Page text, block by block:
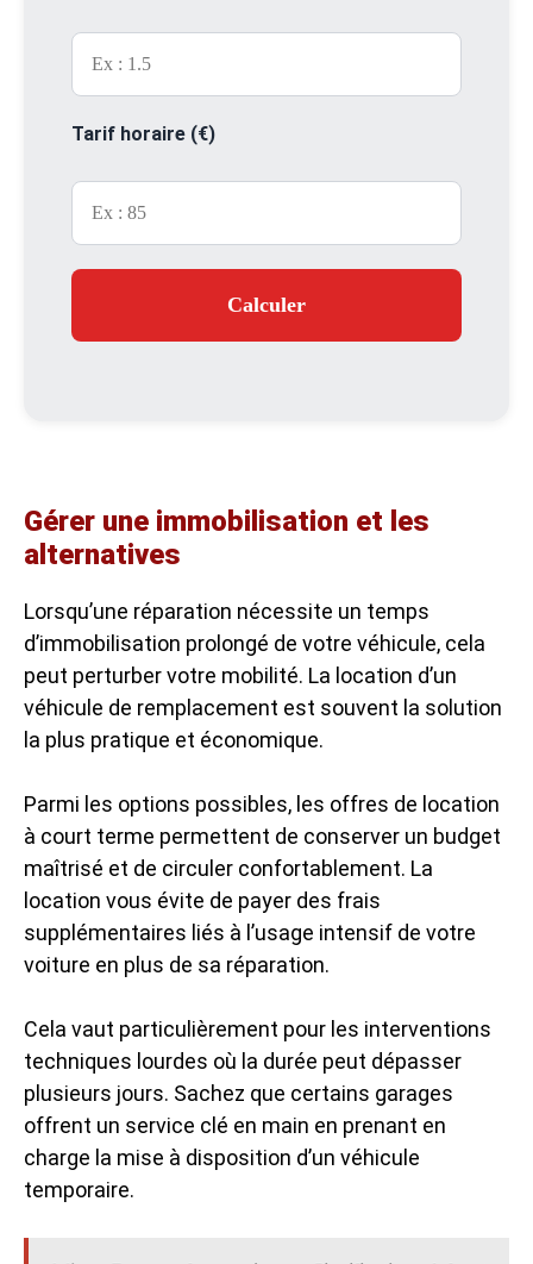
Tarif horaire (€)
Calculer
Gérer une immobilisation et les
alternatives
Lorsqu’une réparation nécessite un temps
d’immobilisation prolongé de votre véhicule, cela
peut perturber votre mobilité. La location d’un
véhicule de remplacement est souvent la solution
la plus pratique et économique.
Parmi les options possibles, les offres de location
à court terme permettent de conserver un budget
maîtrisé et de circuler confortablement. La
location vous évite de payer des frais
supplémentaires liés à l’usage intensif de votre
voiture en plus de sa réparation.
Cela vaut particulièrement pour les interventions
techniques lourdes où la durée peut dépasser
plusieurs jours. Sachez que certains garages
offrent un service clé en main en prenant en
charge la mise à disposition d’un véhicule
temporaire.